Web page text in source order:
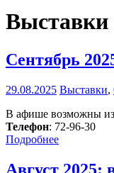
Выставки
Сентябрь
29.08.2025 Выставки,
В афише возможны
Телефон: 72-96-30
Подробнее
Август 2025: